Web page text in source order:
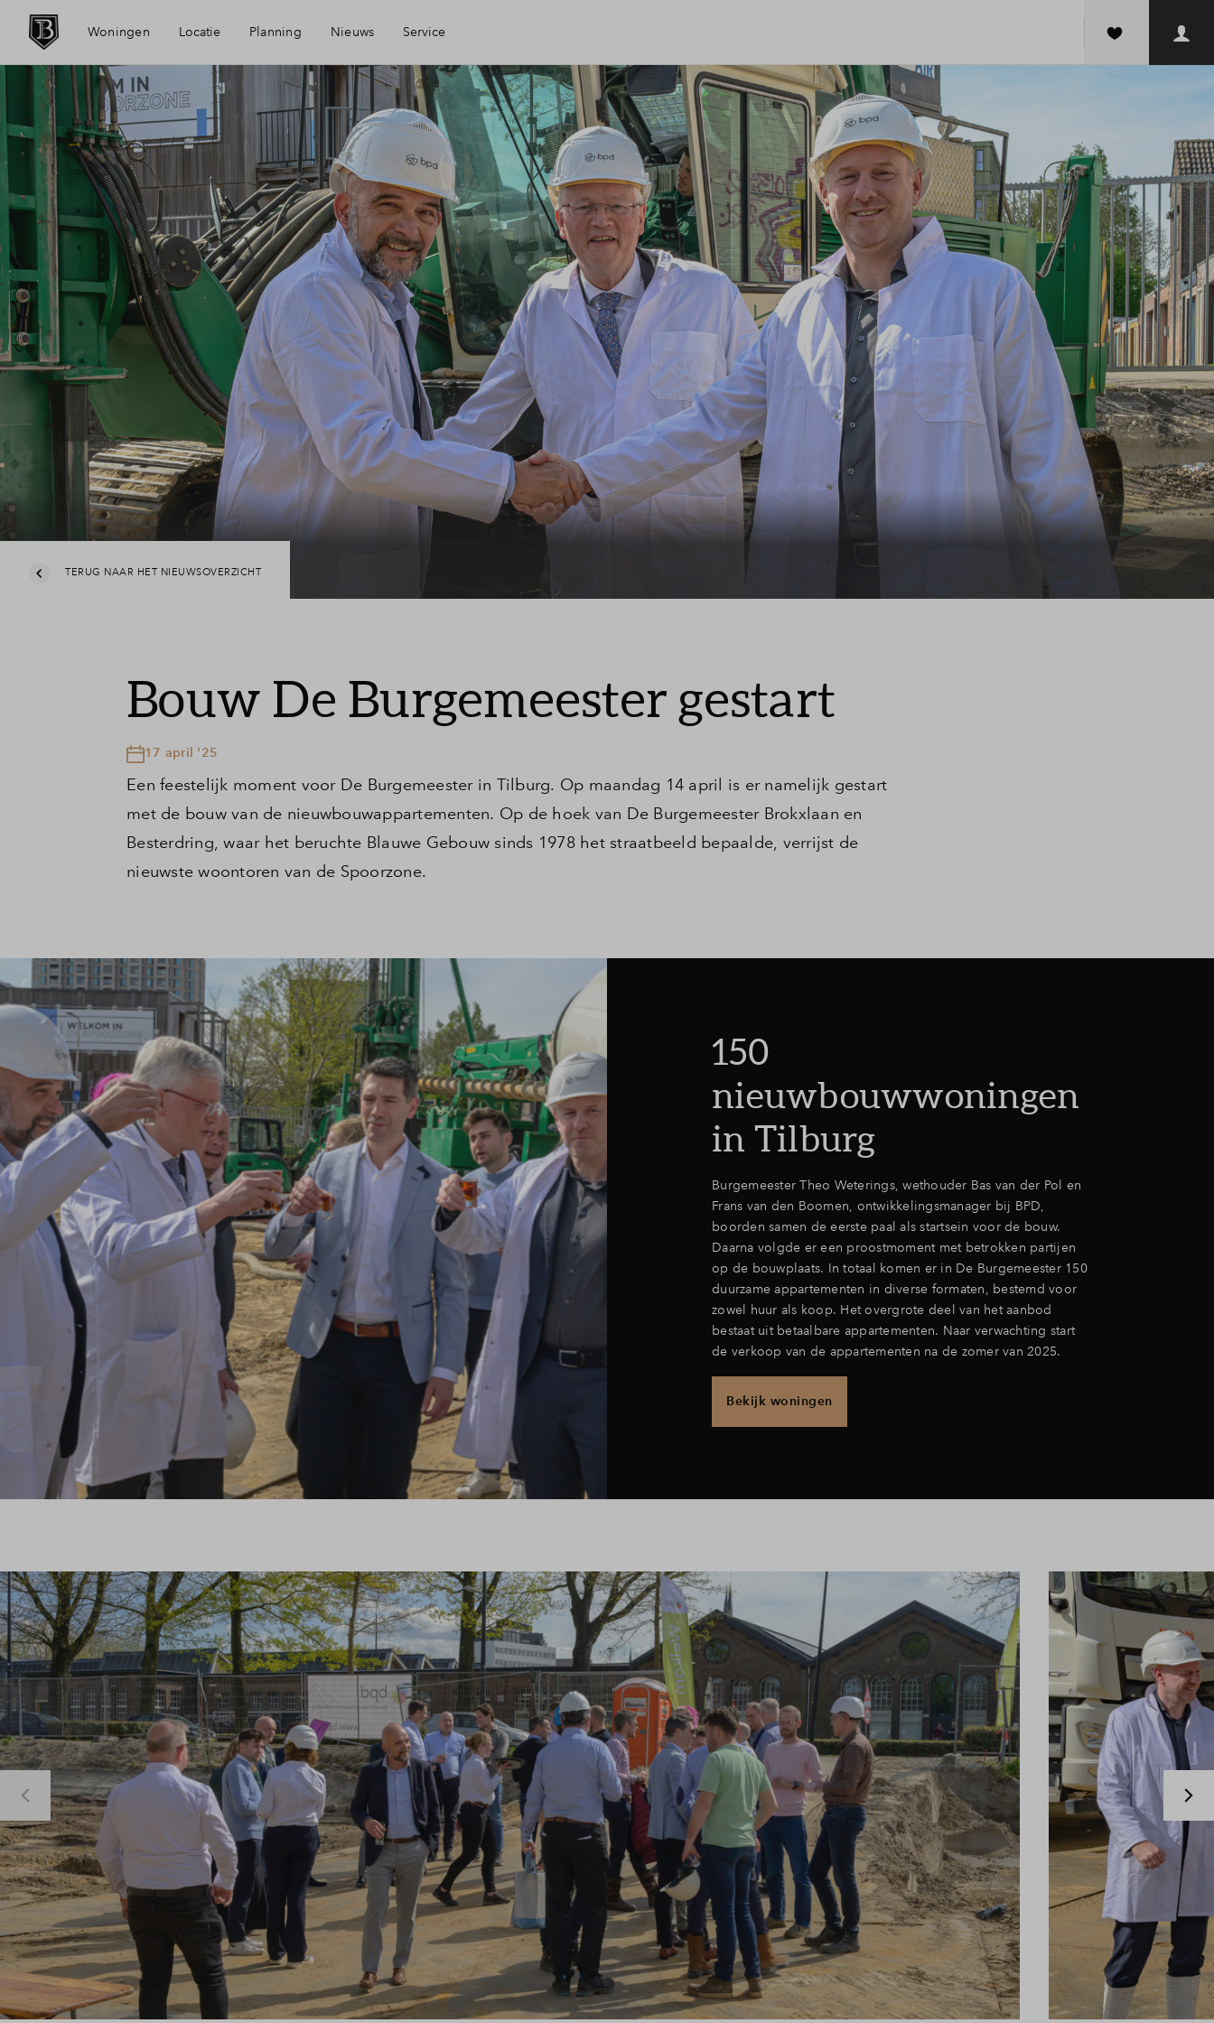
Woningen Locatie
Bereikbaarheid
Voorzieningen
Duurzaamheid
Tilburg
Spoorzone
Planning Nieuws Service
Mijn Eigen Huis
Financiering
Financiele check
Toewijzing
Woning kopen
Contact
Veelgestelde vragen
TERUG NAAR HET NIEUWSOVERZICHT
Bouw De Burgemeester gestart
17 april '25
Een feestelijk moment voor De Burgemeester in Tilburg. Op maandag 14 april is er namelijk gestart
met de bouw van de nieuwbouwappartementen. Op de hoek van De Burgemeester Brokxlaan en
Besterdring, waar het beruchte Blauwe Gebouw sinds 1978 het straatbeeld bepaalde, verrijst de
nieuwste woontoren van de Spoorzone.
150
nieuwbouwwoningen
in Tilburg
Burgemeester Theo Weterings, wethouder Bas van der Pol en
Frans van den Boomen, ontwikkelingsmanager bij BPD,
boorden samen de eerste paal als startsein voor de bouw.
Daarna volgde er een proostmoment met betrokken partijen
op de bouwplaats. In totaal komen er in De Burgemeester 150
duurzame appartementen in diverse formaten, bestemd voor
zowel huur als koop. Het overgrote deel van het aanbod
bestaat uit betaalbare appartementen. Naar verwachting start
de verkoop van de appartementen na de zomer van 2025.
Bekijk woningen